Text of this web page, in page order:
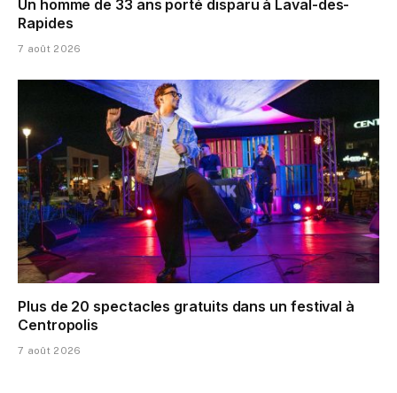
Un homme de 33 ans porté disparu à Laval-des-
Rapides
7 août 2026
Plus de 20 spectacles gratuits dans un festival à
Centropolis
7 août 2026